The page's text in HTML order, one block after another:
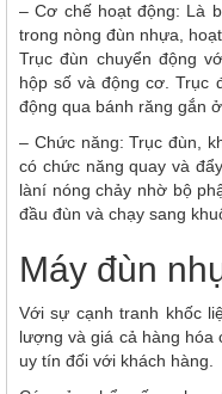
– Cơ chế hoạt động: Là
trong nòng đùn nhựa,
Trục đùn chuyển động
hộp số và động cơ. Trục
động qua bánh răng gắn
– Chức năng: Trục đùn,
có chức năng quay và
làní nóng chảy nhờ bộ
đầu đùn và chạy sang
Máy đùn
Với sự cạnh tranh khốc
lượng và giá cả hàng hóa
uy tín đối với khách hàng.